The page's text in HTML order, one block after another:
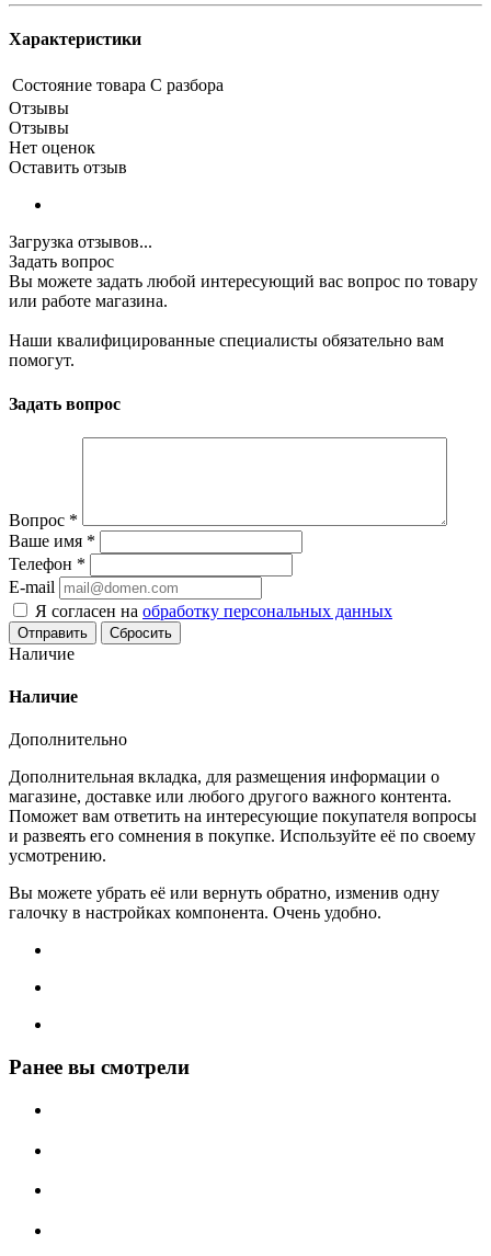
Характеристики
Состояние товара С разбора
Отзывы
Отзывы
Нет оценок
Оставить отзыв
Загрузка отзывов...
Задать вопрос
Вы можете задать любой интересующий вас вопрос по товару
или работе магазина.
Наши квалифицированные специалисты обязательно вам
помогут.
Задать вопрос
Вопрос *
Ваше имя *
Телефон *
E-mail
Я согласен на обработку персональных данных
Сбросить
Наличие
Наличие
Дополнительно
Дополнительная вкладка, для размещения информации о
магазине, доставке или любого другого важного контента.
Поможет вам ответить на интересующие покупателя вопросы
и развеять его сомнения в покупке. Используйте её по своему
усмотрению.
Вы можете убрать её или вернуть обратно, изменив одну
галочку в настройках компонента. Очень удобно.
Ранее вы смотрели